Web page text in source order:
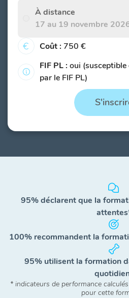
À distance
17 au 19 novembre
Coût : 750 €
FIF PL : oui
par le FIF PL)
95% déclarent que la
100% recommandent la
95% utilisent la formation
* indicateurs de performance
pour cette